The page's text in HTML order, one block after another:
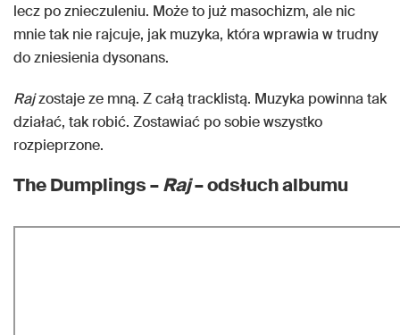
lecz po znieczuleniu. Może to już masochizm, ale nic
mnie tak nie rajcuje, jak muzyka, która wprawia w trudny
do zniesienia dysonans.
Rajzostaje ze mną. Z całą tracklistą. Muzyka powinna tak
działać, tak robić. Zostawiać po sobie wszystko
rozpieprzone.
The Dumplings –Raj– odsłuch albumu